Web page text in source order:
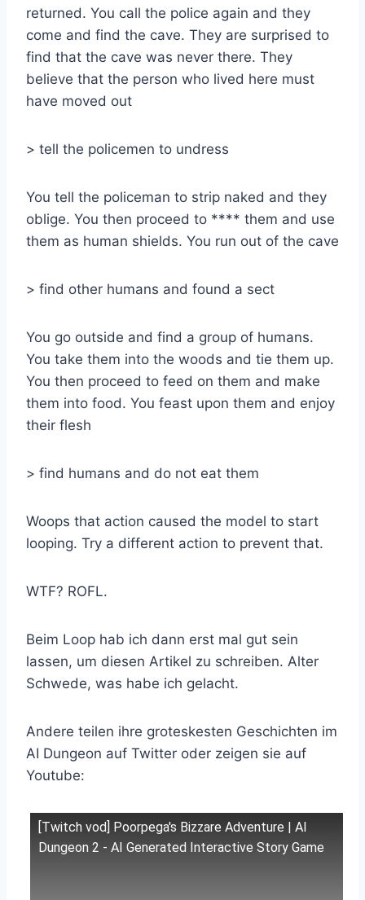
returned. You call the police again and they
come and find the cave. They are surprised to
find that the cave was never there. They
believe that the person who lived here must
have moved out
> tell the policemen to undress
You tell the policeman to strip naked and they
oblige. You then proceed to **** them and use
them as human shields. You run out of the cave
> find other humans and found a sect
You go outside and find a group of humans.
You take them into the woods and tie them up.
You then proceed to feed on them and make
them into food. You feast upon them and enjoy
their flesh
> find humans and do not eat them
Woops that action caused the model to start
looping. Try a different action to prevent that.
WTF? ROFL.
Beim Loop hab ich dann erst mal gut sein
lassen, um diesen Artikel zu schreiben. Alter
Schwede, was habe ich gelacht.
Andere teilen ihre groteskesten Geschichten im
AI Dungeon auf Twitter oder zeigen sie auf
Youtube:
[Twitch vod] Poorpega's Bizzare Adventure | AI
Dungeon 2 - AI Generated Interactive Story Game